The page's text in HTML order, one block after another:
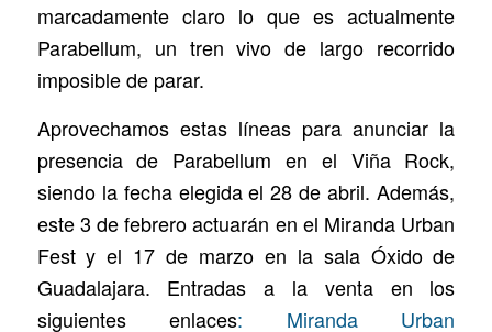
marcadamente claro lo que es actualmente
Parabellum, un tren vivo de largo recorrido
imposible de parar.
Aprovechamos estas líneas para anunciar la
presencia de Parabellum en el Viña Rock,
siendo la fecha elegida el 28 de abril. Además,
este 3 de febrero actuarán en el Miranda Urban
Fest y el 17 de marzo en la sala Óxido de
Guadalajara. Entradas a la venta en los
siguientes enlaces: Miranda Urban